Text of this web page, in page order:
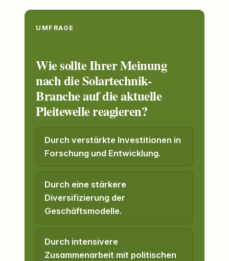
UMFRAGE
Wie sollte Ihrer Meinung
nach die Solartechnik-
Branche auf die aktuelle
Pleitewelle reagieren?
Durch verstärkte Investitionen in
Forschung und Entwicklung.
Durch eine stärkere
Diversifizierung der
Geschäftsmodelle.
Durch intensivere
Zusammenarbeit mit politischen